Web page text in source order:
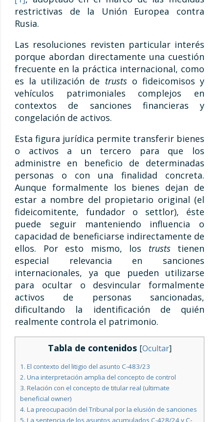
restrictivas de la Unión Europea contra
Rusia.
Las resoluciones revisten particular interés
porque abordan directamente una cuestión
frecuente en la práctica internacional, como
es la utilización de trustso fideicomisos y
vehículos patrimoniales complejos en
contextos de sanciones financieras y
congelación de activos.
Esta figura jurídica permite transferir bienes
o activos a un tercero para que los
administre en beneficio de determinadas
personas o con una finalidad concreta.
Aunque formalmente los bienes dejan de
estar a nombre del propietario original (el
fideicomitente, fundador o settlor), éste
puede seguir manteniendo influencia o
capacidad de beneficiarse indirectamente de
ellos. Por esto mismo, los truststienen
especial relevancia en sanciones
internacionales, ya que pueden utilizarse
para ocultar o desvincular formalmente
activos de personas sancionadas,
dificultando la identificación de quién
realmente controla el patrimonio.
Tabla de contenidos [Ocultar]
1. El contexto del litigio del asunto C-483/23
2. Una interpretación amplia del concepto de control
3. Relación con el concepto de titular real (ultimate
beneficial owner)
4. La preocupación del Tribunal por la elusión de sanciones
5. La sentencia de los asuntos acumulados C-428/24 y C-